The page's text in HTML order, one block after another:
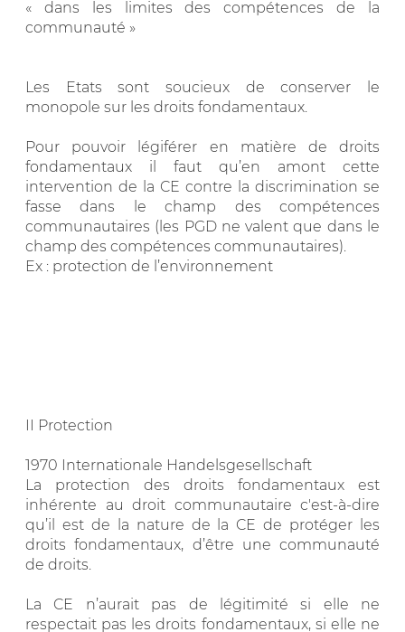
« dans les limites des compétences de la
communauté »
Les Etats sont soucieux de conserver le
monopole sur les droits fondamentaux.
Pour pouvoir légiférer en matière de droits
fondamentaux il faut qu’en amont cette
intervention de la CE contre la discrimination se
fasse dans le champ des compétences
communautaires (les PGD ne valent que dans le
champ des compétences communautaires).
Ex : protection de l’environnement
II Protection
1970 Internationale Handelsgesellschaft
La protection des droits fondamentaux est
inhérente au droit communautaire c'est-à-dire
qu’il est de la nature de la CE de protéger les
droits fondamentaux, d’être une communauté
de droits.
La CE n’aurait pas de légitimité si elle ne
respectait pas les droits fondamentaux, si elle ne